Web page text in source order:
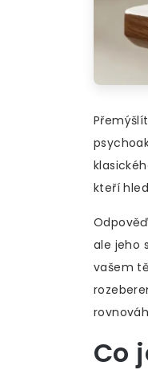
kteří
ale jeho
vašem
Co